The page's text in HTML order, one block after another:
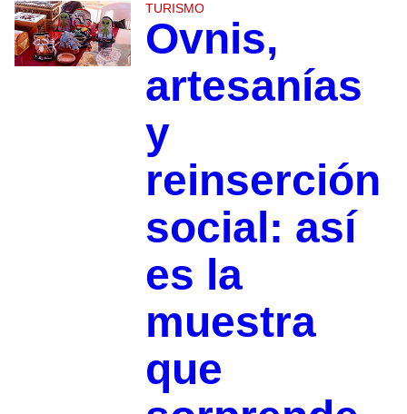
TURISMO
Ovnis,
artesanías
y
reinserción
social: así
es la
muestra
que